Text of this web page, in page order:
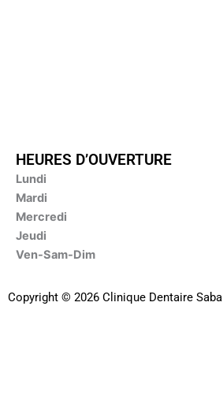
HEURES D’OUVERTURE
Lundi
Mardi
Mercredi
Jeudi
Ven-Sam-Dim
Copyright © 2026 Clinique Dentaire Saba